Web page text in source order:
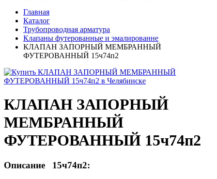
Главная
Каталог
Трубопроводная арматура
Клапаны футерованные и эмалированне
КЛАПАН ЗАПОРНЫЙ МЕМБРАННЫЙ
ФУТЕРОВАННЫЙ 15ч74п2
КЛАПАН ЗАПОРНЫЙ
МЕМБРАННЫЙ
ФУТЕРОВАННЫЙ 15ч74п2
Описание 15ч74п2: